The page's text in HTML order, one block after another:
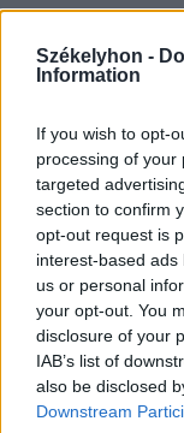
Székelyhon -
Information
If you wish to opt-
processing of your
targeted
section to confirm
opt-out request is
interest-based
us or personal
your opt-out. You
disclosure of your
IAB’s list of
also be disclosed
Downstream
Szerzői
Cookie-